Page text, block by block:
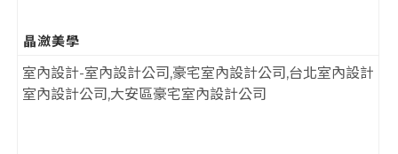
晶瀲美學